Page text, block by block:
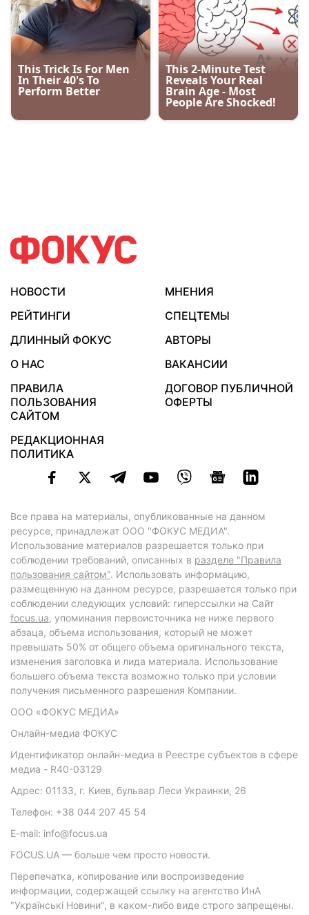
НОВОСТИ
МНЕНИЯ
РЕЙТИНГИ
СПЕЦТЕМЫ
ДЛИННЫЙ ФОКУС
АВТОРЫ
О НАС
ВАКАНСИИ
ПРАВИЛА
ПОЛЬЗОВАНИЯ
САЙТОМ
ДОГОВОР ПУБЛИЧНОЙ
ОФЕРТЫ
РЕДАКЦИОННАЯ
ПОЛИТИКА
Все права на материалы, опубликованные на данном
ресурсе, принадлежат ООО "ФОКУС МЕДИА".
Использование материалов разрешается только при
соблюдении требований, описанных в разделе "Правила
пользования сайтом". Использовать информацию,
размещенную на данном ресурсе, разрешается только при
соблюдении следующих условий: гиперссылки на Сайт
focus.ua, упоминания первоисточника не ниже первого
абзаца, объема использования, который не может
превышать 50% от общего объема оригинального текста,
изменения заголовка и лида материала. Использование
большего объема текста возможно только при условии
получения письменного разрешения Компании.
ООО «ФОКУС МЕДИА»
Онлайн-медиа ФОКУС
Идентификатор онлайн-медиа в Реестре субъектов в сфере
медиа - R40-03129
Адрес: 01133, г. Киев, бульвар Леси Украинки, 26
Телефон: +38 044 207 45 54
E-mail: info@focus.ua
FOCUS.UA — больше чем просто новости.
Перепечатка, копирование или воспроизведение
информации, содержащей ссылку на агентство ИнА
"Українські Новини", в каком-либо виде строго запрещены.